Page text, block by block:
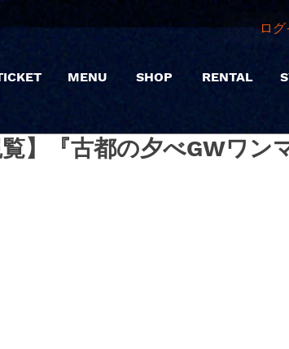
MENU SHOP
ロ
RENTAL
】『古都の夕べGWワン